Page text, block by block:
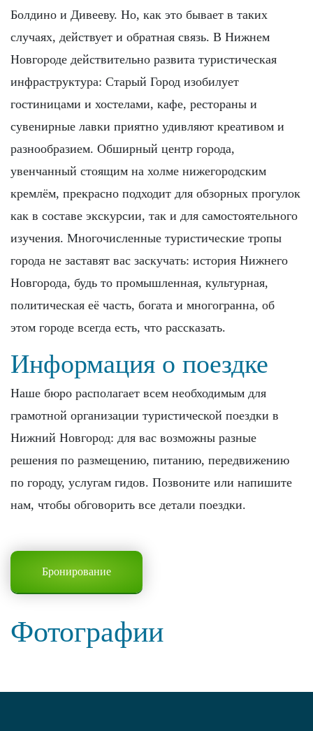
Болдино и Дивееву. Но, как это бывает в таких
случаях, действует и обратная связь. В Нижнем
Новгороде действительно развита туристическая
инфраструктура: Старый Город изобилует
гостиницами и хостелами, кафе, рестораны и
сувенирные лавки приятно удивляют креативом и
разнообразием. Обширный центр города,
увенчанный стоящим на холме нижегородским
кремлём, прекрасно подходит для обзорных прогулок
как в составе экскурсии, так и для самостоятельного
изучения. Многочисленные туристические тропы
города не заставят вас заскучать: история Нижнего
Новгорода, будь то промышленная, культурная,
политическая её часть, богата и многогранна, об
этом городе всегда есть, что рассказать.
Информация о поездке
Наше бюро располагает всем необходимым для
грамотной организации туристической поездки в
Нижний Новгород: для вас возможны разные
решения по размещению, питанию, передвижению
по городу, услугам гидов. Позвоните или напишите
нам, чтобы обговорить все детали поездки.
Бронирование
Фотографии